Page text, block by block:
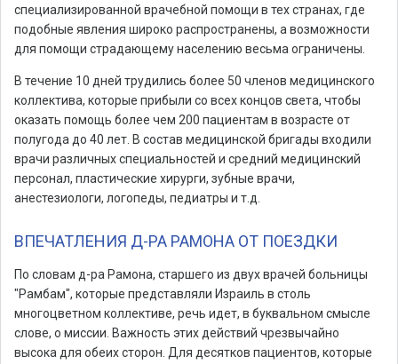
специализированной врачебной помощи в тех странах, где
подобные явления широко распространены, а возможности
для помощи страдающему населению весьма ограничены.
В течение 10 дней трудились более 50 членов медицинского
коллектива, которые прибыли со всех концов света, чтобы
оказать помощь более чем 200 пациентам в возрасте от
полугода до 40 лет. В состав медицинской бригады входили
врачи различных специальностей и средний медицинский
персонал, пластические хирурги, зубные врачи,
анестезиологи, логопеды, педиатры и т.д.
ВПЕЧАТЛЕНИЯ Д-РА РАМОНА ОТ ПОЕЗДКИ
По словам д-ра Рамона, старшего из двух врачей больницы
"Рамбам", которые представляли Израиль в столь
многоцветном коллективе, речь идет, в буквальном смысле
слове, о миссии. Важность этих действий чрезвычайно
высока для обеих сторон. Для десятков пациентов, которые